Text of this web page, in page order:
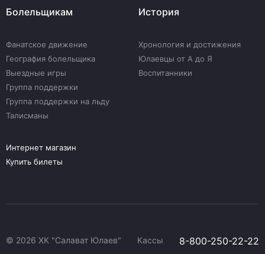
Болельщикам
Фанатское движение
География болельщика
Выездные игры
Группа поддержки
Группа поддержки на льду
Талисманы
История
Хронология и достижения
Юлаевцы от А до Я
Воспитанники
Интернет магазин
Купить билеты
© 2026 ХК "Салават Юлаев" Кассы
8-800-250-22-22